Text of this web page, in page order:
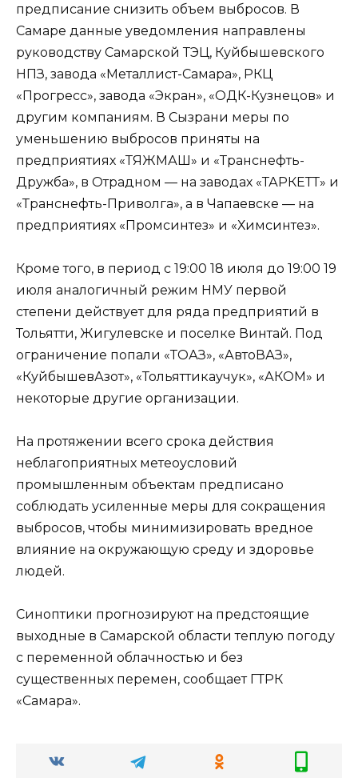
предписание снизить объем выбросов. В
Самаре данные уведомления направлены
руководству Самарской ТЭЦ, Куйбышевского
НПЗ, завода «Металлист-Самара», РКЦ
«Прогресс», завода «Экран», «ОДК-Кузнецов» и
другим компаниям. В Сызрани меры по
уменьшению выбросов приняты на
предприятиях «ТЯЖМАШ» и «Транснефть-
Дружба», в Отрадном — на заводах «ТАРКЕТТ» и
«Транснефть-Приволга», а в Чапаевске — на
предприятиях «Промсинтез» и «Химсинтез».
Кроме того, в период с 19:00 18 июля до 19:00 19
июля аналогичный режим НМУ первой
степени действует для ряда предприятий в
Тольятти, Жигулевске и поселке Винтай. Под
ограничение попали «ТОАЗ», «АвтоВАЗ»,
«КуйбышевАзот», «Тольяттикаучук», «АКОМ» и
некоторые другие организации.
На протяжении всего срока действия
неблагоприятных метеоусловий
промышленным объектам предписано
соблюдать усиленные меры для сокращения
выбросов, чтобы минимизировать вредное
влияние на окружающую среду и здоровье
людей.
Синоптики прогнозируют на предстоящие
выходные в Самарской области теплую погоду
с переменной облачностью и без
существенных перемен, сообщает ГТРК
«Самара».